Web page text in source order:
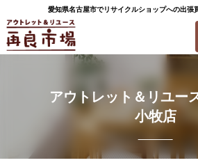
愛知県名古屋市でリサイクルショップへの出張
アウトレット＆リユー
小牧店